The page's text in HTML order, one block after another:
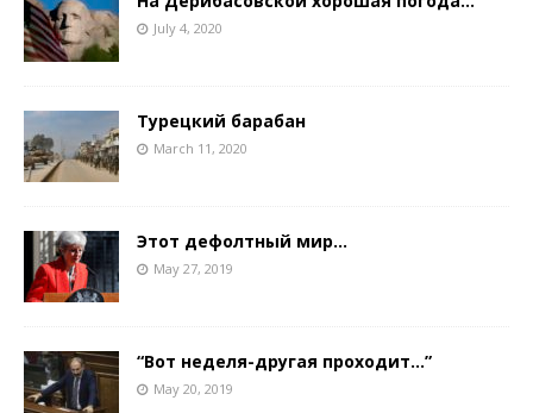
July 4, 2020
Турецкий барабан
March 11, 2020
Этот дефолтный мир…
May 27, 2019
“Вот неделя-другая проходит…”
May 20, 2019